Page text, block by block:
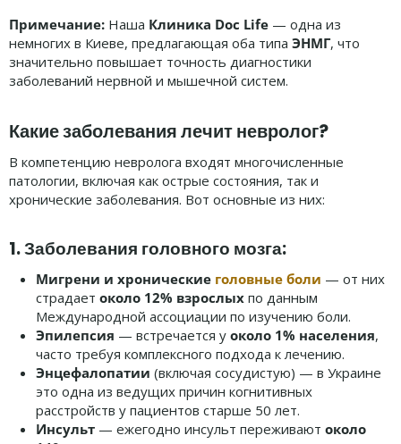
Примечание: Наша Клиника Doc Life — одна из
немногих в Киеве, предлагающая оба типа ЭНМГ, что
значительно повышает точность диагностики
заболеваний нервной и мышечной систем.
Какие заболевания лечит невролог?
В компетенцию невролога входят многочисленные
патологии, включая как острые состояния, так и
хронические заболевания. Вот основные из них:
1. Заболевания головного мозга:
Мигрени и хронические головные боли — от них
страдает около 12% взрослых по данным
Международной ассоциации по изучению боли.
Эпилепсия — встречается у около 1% населения,
часто требуя комплексного подхода к лечению.
Энцефалопатии (включая сосудистую) — в Украине
это одна из ведущих причин когнитивных
расстройств у пациентов старше 50 лет.
Инсульт — ежегодно инсульт переживают около